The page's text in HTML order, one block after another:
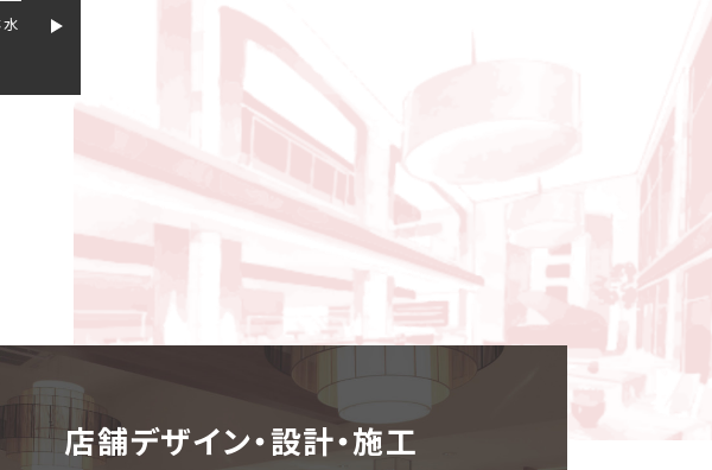
店舗デザイン・設計・施⼯